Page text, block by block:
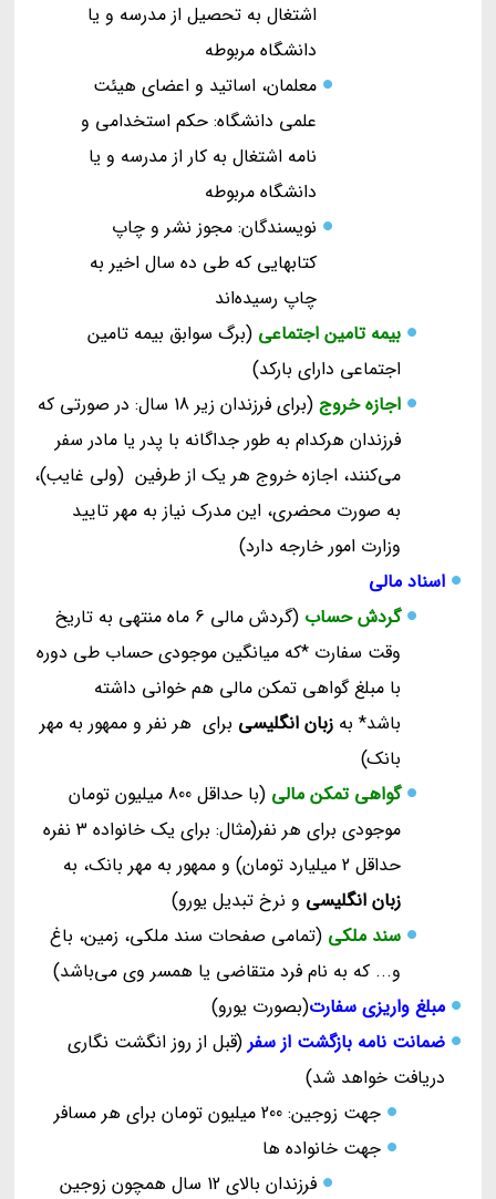
اشتغال به تحصیل از مدرسه و یا
دانشگاه مربوطه
معلمان، اساتید و اعضای هیئت
علمی دانشگاه: حکم استخدامی و
نامه اشتغال به کار از مدرسه و یا
دانشگاه مربوطه
نویسندگان: مجوز نشر و چاپ
کتابهایی که طی ده سال اخیر به
چاپ رسیده‌اند
بیمه تامین اجتماعی (برگ سوابق بیمه تامین
اجتماعی دارای بارکد)
اجازه خروج
(برای فرزندان زیر 18 سال: در صورتی که
فرزندان هرکدام به طور جداگانه با پدر یا مادر سفر
می‌کنند، اجازه خروج هر یک از طرفین (ولی غایب)،
به صورت محضری، این مدرک نیاز به مهر تایید
وزارت امور خارجه دارد)
اسناد مالی
گردش حساب
(گردش مالی 6 ماه منتهی به تاریخ
وقت سفارت *که میانگین موجودی حساب طی دوره
با مبلغ گواهی تمکن مالی هم خوانی داشته
باشد* بهزبان انگلیسی برای هر نفر و ممهور به مهر
بانک)
گواهی تمکن مالی
(با حداقل 800 میلیون تومان
موجودی برای هر نفر(مثال: برای یک خانواده 3 نفره
حداقل 2 میلیارد تومان) و ممهور به مهر بانک، به
زبان انگلیسی و نرخ تبدیل یورو)
سند ملکی (تمامی صفحات سند ملکی، زمین، باغ
و... که به نام فرد متقاضی یا همسر وی می‌باشد)
مبلغ واریزی سفارت(بصورت یورو)
ضمانت نامه بازگشت از سفر(قبل از روز انگشت نگاری
دریافت خواهد شد)
جهت زوجین: 200 میلیون تومان برای هر مسافر
جهت خانواده ها
فرزندان بالای 12 سال همچون زوجین